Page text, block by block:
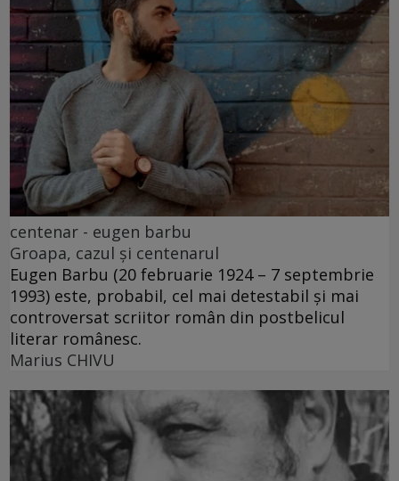
centenar - eugen barbu
Groapa, cazul și centenarul
Eugen Barbu (20 februarie 1924 – 7 septembrie
1993) este, probabil, cel mai detestabil și mai
controversat scriitor român din postbelicul
literar românesc.
Marius CHIVU